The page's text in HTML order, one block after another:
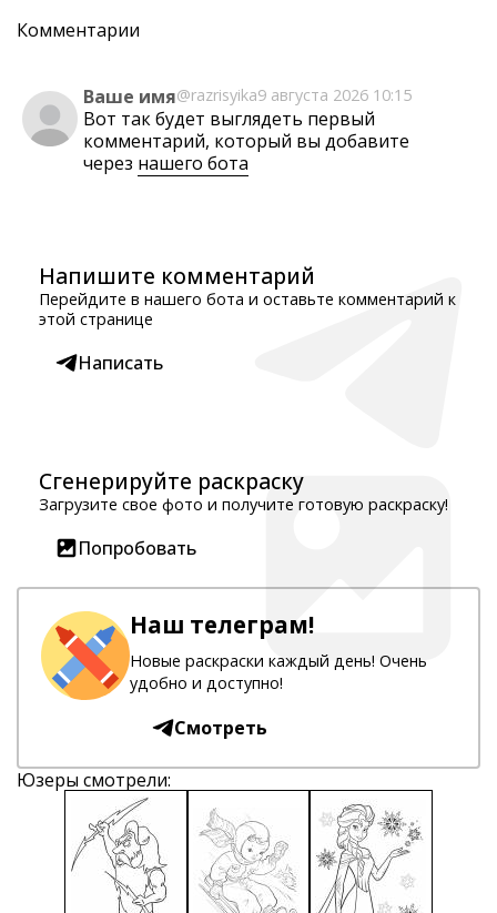
Комментарии
Ваше имя@razrisyika9 августа 2026 10:15
Вот так будет выглядеть первый
комментарий, который вы добавите
через нашего бота
Напишите комментарий
Перейдите в нашего бота и оставьте комментарий к
этой странице
Написать
Сгенерируйте раскраску
Загрузите свое фото и получите готовую раскраску!
Попробовать
Наш телеграм!
Новые раскраски каждый день! Очень
удобно и доступно!
Смотреть
Юзеры смотрели: